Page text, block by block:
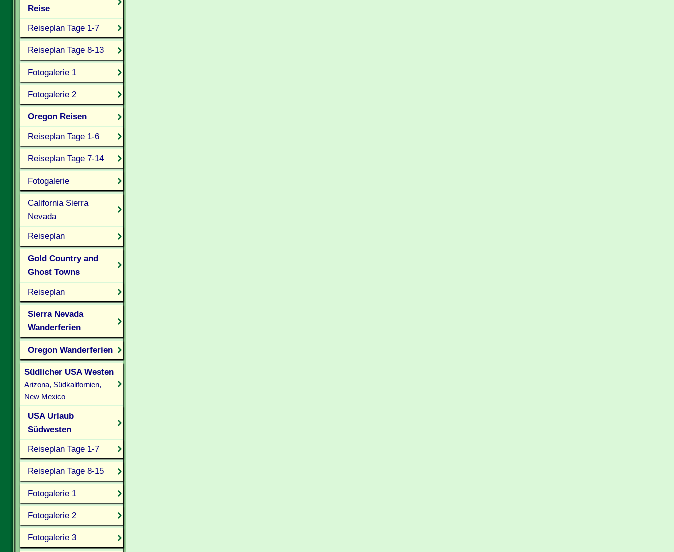
Reise
Reiseplan Tage 1-7
Reiseplan Tage 8-13
Fotogalerie 1
Fotogalerie 2
Oregon Reisen
Reiseplan Tage 1-6
Reiseplan Tage 7-14
Fotogalerie
California Sierra
Nevada
Reiseplan
Gold Country and
Ghost Towns
Reiseplan
Sierra Nevada
Wanderferien
Oregon Wanderferien
Südlicher USA Westen
Arizona, Südkalifornien,
New Mexico
USA Urlaub
Südwesten
Reiseplan Tage 1-7
Reiseplan Tage 8-15
Fotogalerie 1
Fotogalerie 2
Fotogalerie 3